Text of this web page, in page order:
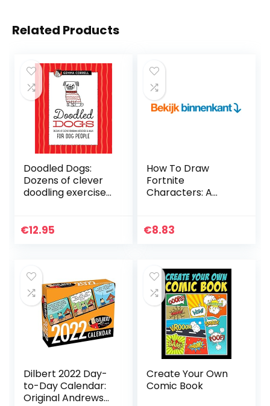
Related Products
Doodled Dogs:
Dozens of clever
doodling exercises
€12.95
How To Draw
Fortnite
Characters: A
Kids To Drawing 50
€8.83
Dilbert 2022 Day-
to-Day Calendar:
Original Andrews
Create Your Own
Comic Book